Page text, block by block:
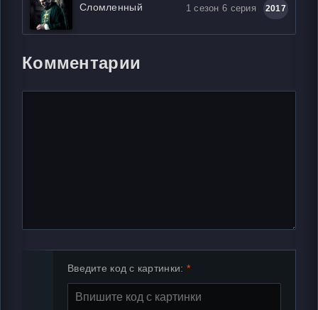
Сломленный 1 сезон 6 серия 2017
Комментарии
Введите код с картинки: